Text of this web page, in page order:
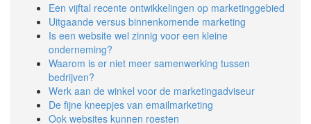
Een vijftal recente ontwikkelingen op marketinggebied
Uitgaande versus binnenkomende marketing
Is een website wel zinnig voor een kleine
onderneming?
Waarom is er niet meer samenwerking tussen
bedrijven?
Werk aan de winkel voor de marketingadviseur
De fijne kneepjes van emailmarketing
Ook websites kunnen roesten